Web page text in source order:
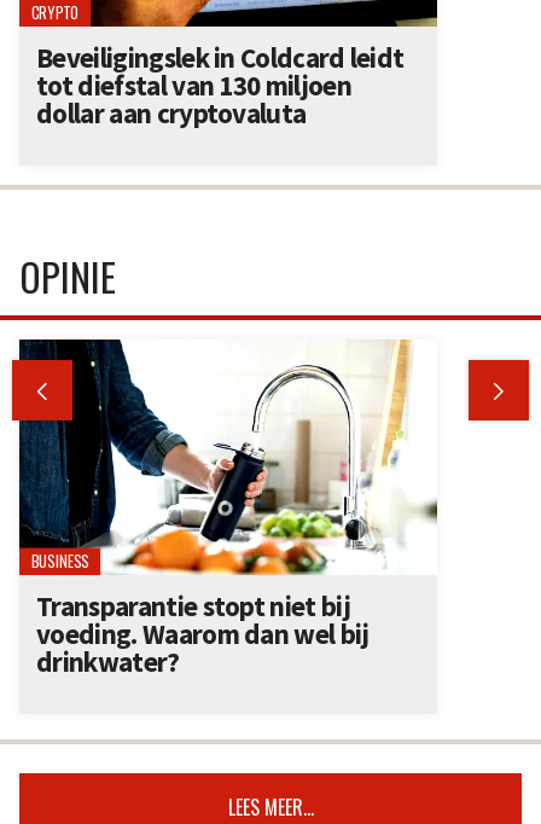
CRYPTO
Beveiligingslek in Coldcard leidt
tot diefstal van 130 miljoen
dollar aan cryptovaluta
OPINIE
 
BUSINESS
Transparantie stopt niet bij
voeding. Waarom dan wel bij
drinkwater?
LEES MEER...